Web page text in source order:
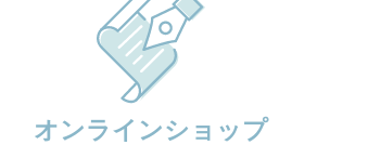
オンラインショップ